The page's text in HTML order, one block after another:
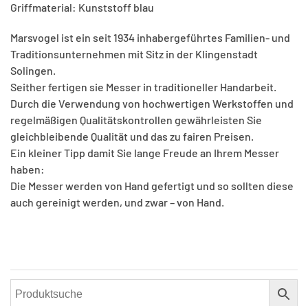
Griffmaterial: Kunststoff blau
Marsvogel ist ein seit 1934 inhabergeführtes Familien- und
Traditionsunternehmen mit Sitz in der Klingenstadt
Solingen.
Seither fertigen sie Messer in traditioneller Handarbeit.
Durch die Verwendung von hochwertigen Werkstoffen und
regelmäßigen Qualitätskontrollen gewährleisten Sie
gleichbleibende Qualität und das zu fairen Preisen.
Ein kleiner Tipp damit Sie lange Freude an Ihrem Messer
haben:
Die Messer werden von Hand gefertigt und so sollten diese
auch gereinigt werden, und zwar – von Hand.